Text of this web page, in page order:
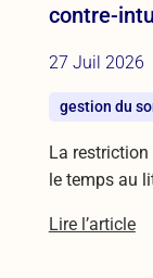
contre-
27 Juil 2026
gestion du
La restriction
le temps au
Lire l’article